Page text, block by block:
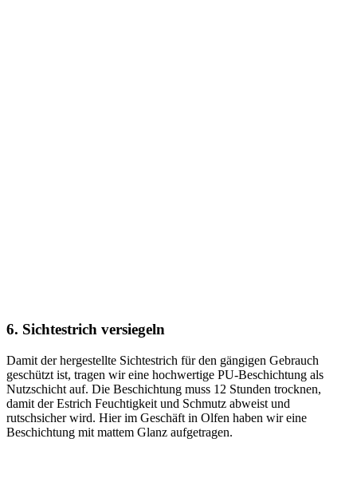
6. Sichtestrich versiegeln
Damit der hergestellte Sichtestrich für den gängigen Gebrauch
geschützt ist, tragen wir eine hochwertige PU-Beschichtung als
Nutzschicht auf. Die Beschichtung muss 12 Stunden trocknen,
damit der Estrich Feuchtigkeit und Schmutz abweist und
rutschsicher wird. Hier im Geschäft in Olfen haben wir eine
Beschichtung mit mattem Glanz aufgetragen.